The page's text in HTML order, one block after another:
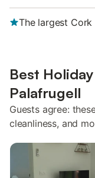
The largest
Best
Palafrugell
Guests agree:
cleanliness, and